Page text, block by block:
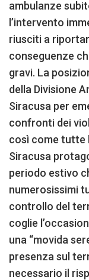
ambulanze
l’intervento
riusciti a
conseguenze
gravi. La
della Divisione
Siracusa per
confronti dei
così come tutte
Siracusa
periodo estivo
numerosissimi
controllo del
coglie
una “movida
presenza sul
necessario il